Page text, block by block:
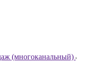
(многоканальный)